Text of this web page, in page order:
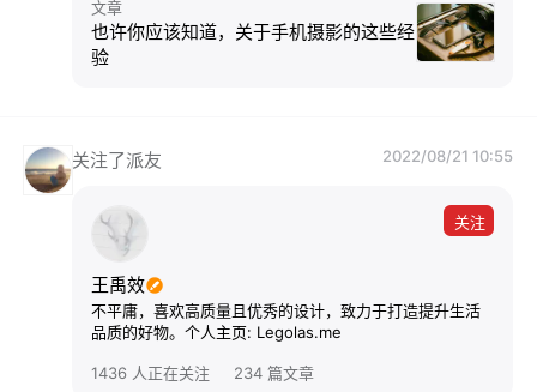
文章
也许你应该知道，关于手机摄影的这些经
验
关注了派友 2022/08/21 10:55
关注
王禹效
不平庸，喜欢高质量且优秀的设计，致力于打造提升生活
品质的好物。个人主页: Legolas.me
1436 人正在关注 234 篇文章